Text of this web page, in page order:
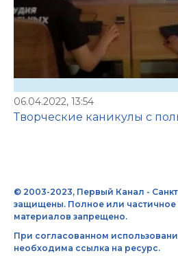
06.04.2022, 13:54
Творческие каникулы с
© 2003-2023, Первый Канал -
защищены. Полное или частичное
материалов запрещено.
При согласованном
необходима ссылка на ресурс.